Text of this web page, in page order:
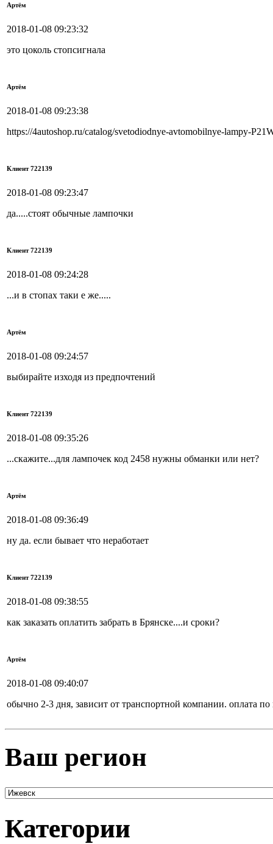
Артём
2018-01-08 09:23:32
это цоколь стопсигнала
Артём
2018-01-08 09:23:38
https://4autoshop.ru/catalog/svetodiodnye-avtomobilnye-lampy-
Клиент 722139
2018-01-08 09:23:47
да.....стоят обычные лампочки
Клиент 722139
2018-01-08 09:24:28
...и в стопах таки е же.....
Артём
2018-01-08 09:24:57
выбирайте изходя из предпочтений
Клиент 722139
2018-01-08 09:35:26
...скажите...для лампочек код 2458 нужны обманки или нет?
Артём
2018-01-08 09:36:49
ну да. если бывает что неработает
Клиент 722139
2018-01-08 09:38:55
как заказать оплатить забрать в Брянске....и сроки?
Артём
2018-01-08 09:40:07
обычно 2-3 дня, зависит от транспортной компании. оплата по
Ваш регион
Категории